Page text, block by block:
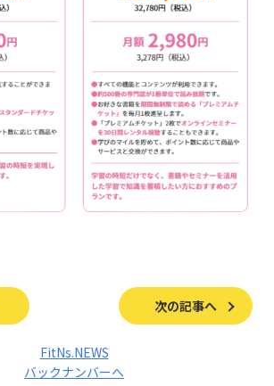
次の記事へ
FitNs.NEWS
バックナンバーへ